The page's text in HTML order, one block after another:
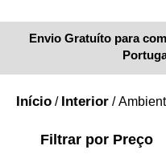
Envio Gratuíto para
Início / Interior /
Filtrar por Preço